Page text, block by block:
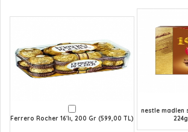
Ferrero Rocher 16'lı, 200 Gr (599,00 TL)
nestle madlen